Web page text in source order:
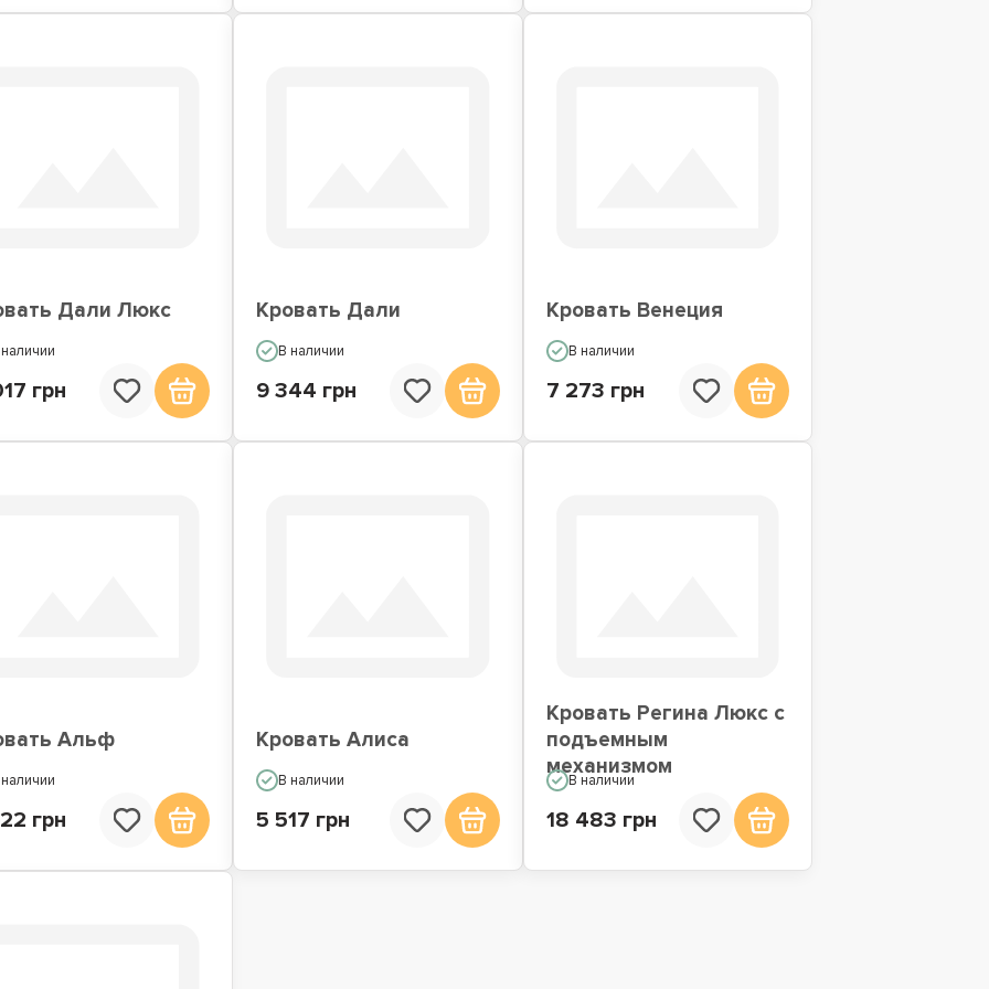
Дали Люкс
грн
Кровать Дали
В наличии
9 344 грн
Кровать Венеция
В наличии
7 273 грн
Альф
грн
Кровать Алиса
В наличии
5 517 грн
Кровать Регина Люкс с
подъемным
механизмом
В наличии
18 483 грн